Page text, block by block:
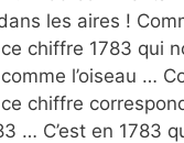
les aires !
chiffre 1783 qui
l’oiseau …
chiffre
… C’est en 1783